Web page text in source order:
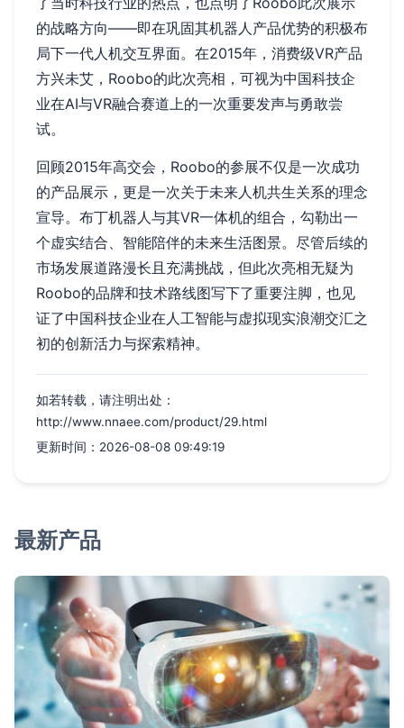
的战略方向——即在巩固其机器人产品优势的积极布
局下一代人机交互界面。在2015年，消费级VR产品
方兴未艾，Roobo的此次亮相，可视为中国科技企
业在AI与VR融合赛道上的一次重要发声与勇敢尝
试。
回顾2015年高交会，Roobo的参展不仅是一次成功
的产品展示，更是一次关于未来人机共生关系的理念
宣导。布丁机器人与其VR一体机的组合，勾勒出一
个虚实结合、智能陪伴的未来生活图景。尽管后续的
市场发展道路漫长且充满挑战，但此次亮相无疑为
Roobo的品牌和技术路线图写下了重要注脚，也见
证了中国科技企业在人工智能与虚拟现实浪潮交汇之
初的创新活力与探索精神。
如若转载，请注明出处：
http://www.nnaee.com/product/29.html
更新时间：2026-08-08 09:49:19
最新产品